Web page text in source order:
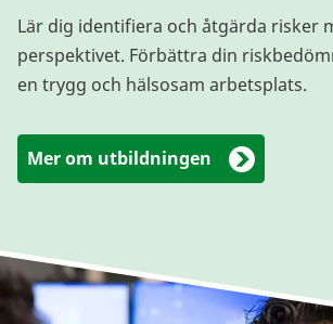
Lär dig identifiera och åtgärda risker
perspektivet. Förbättra din
en trygg och hälsosam arbetsplats.
Mer om utbildningen